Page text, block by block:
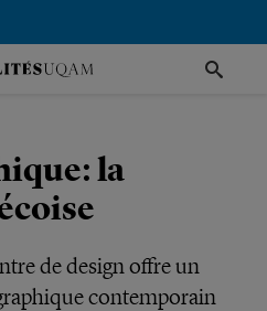
la
de design offre un
contemporain